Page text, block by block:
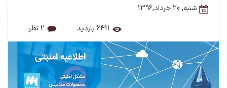
شنبه, 20 خرداد,1396